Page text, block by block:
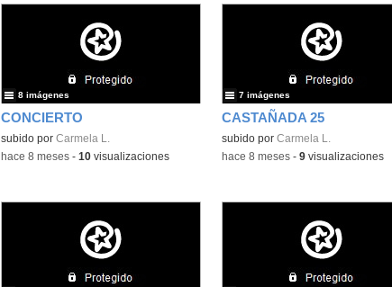
CONCIERTO
subido por Carmela L.
8 imágenes
-hace 8 meses- 10visualizaciones
CASTAÑADA 25
subido por Carmela L.
7 imágenes
-hace 8 meses- 9visualizaciones